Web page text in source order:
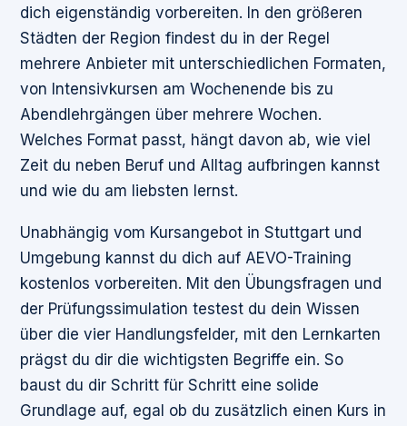
dich eigenständig vorbereiten. In den größeren
Städten der Region findest du in der Regel
mehrere Anbieter mit unterschiedlichen Formaten,
von Intensivkursen am Wochenende bis zu
Abendlehrgängen über mehrere Wochen.
Welches Format passt, hängt davon ab, wie viel
Zeit du neben Beruf und Alltag aufbringen kannst
und wie du am liebsten lernst.
Unabhängig vom Kursangebot in Stuttgart und
Umgebung kannst du dich auf AEVO-Training
kostenlos vorbereiten. Mit den Übungsfragen und
der Prüfungssimulation testest du dein Wissen
über die vier Handlungsfelder, mit den Lernkarten
prägst du dir die wichtigsten Begriffe ein. So
baust du dir Schritt für Schritt eine solide
Grundlage auf, egal ob du zusätzlich einen Kurs in